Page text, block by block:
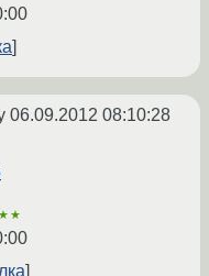
06.09.2012 08:10:28